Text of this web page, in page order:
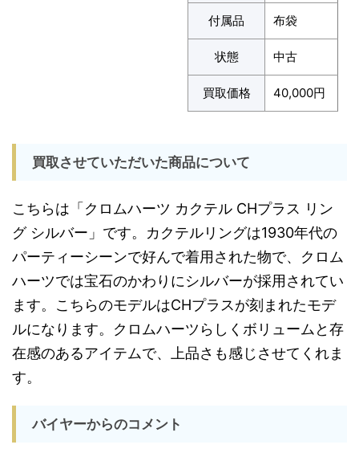
付属品 布袋
状態 中古
買取価格 40,000円
買取させていただいた商品について
こちらは「クロムハーツ カクテル CHプラス リン
グ シルバー」です。カクテルリングは1930年代の
パーティーシーンで好んで着用された物で、クロム
ハーツでは宝石のかわりにシルバーが採用されてい
ます。こちらのモデルはCHプラスが刻まれたモデ
ルになります。クロムハーツらしくボリュームと存
在感のあるアイテムで、上品さも感じさせてくれま
す。
バイヤーからのコメント